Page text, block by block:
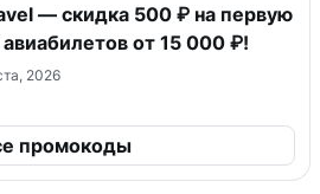
— скидка 500 ₽ на первую
авиабилетов от 15 000 ₽!
2026
промокоды